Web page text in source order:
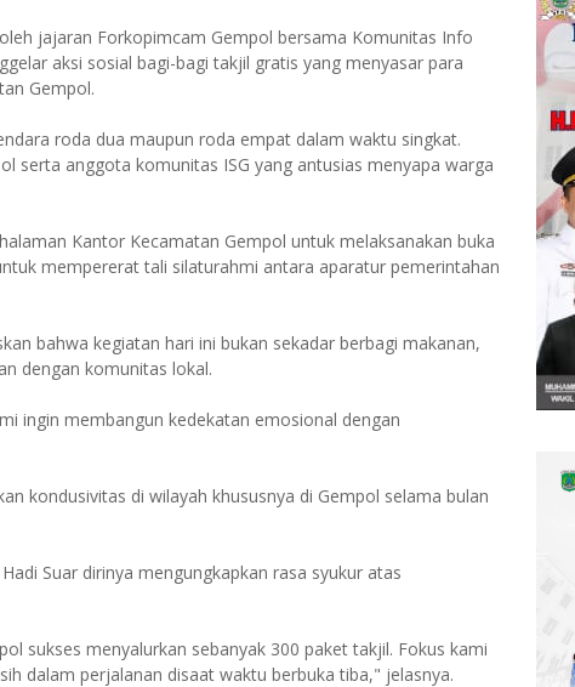
jajaran Forkopimcam Gempol bersama Komunitas Info
aksi sosial bagi-bagi takjil gratis yang menyasar para
Gempol.
roda dua maupun roda empat dalam waktu singkat.
serta anggota komunitas ISG yang antusias menyapa warga
Kantor Kecamatan Gempol untuk melaksanakan buka
mempererat tali silaturahmi antara aparatur pemerintahan
bahwa kegiatan hari ini bukan sekadar berbagi makanan,
dengan komunitas lokal.
ingin membangun kedekatan emosional dengan
kondusivitas di wilayah khususnya di Gempol selama bulan
Suar dirinya mengungkapkan rasa syukur atas
sukses menyalurkan sebanyak 300 paket takjil. Fokus kami
dalam perjalanan disaat waktu berbuka tiba," jelasnya.